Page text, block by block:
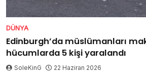
DÜNYA
Edinburgh’da müslümanları
hücumlarda 5 kişi yaralandı
SoleKinG 22 Haziran 2026